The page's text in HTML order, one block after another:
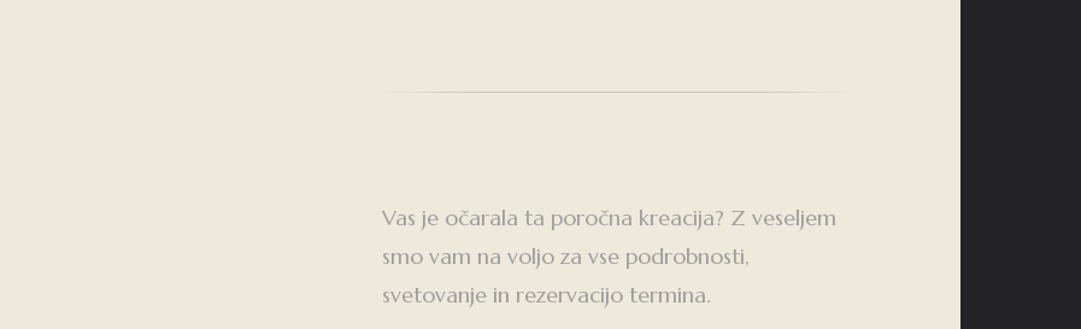
Vas je očarala ta poročna kreacija? Z veseljem
smo vam na voljo za vse podrobnosti,
svetovanje in rezervacijo termina.